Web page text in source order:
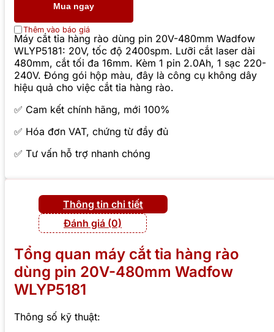
Mua ngay
Thêm vào báo giá
Máy cắt tỉa hàng rào dùng pin 20V-480mm Wadfow
WLYP5181: 20V, tốc độ 2400spm. Lưỡi cắt laser dài
480mm, cắt tối đa 16mm. Kèm 1 pin 2.0Ah, 1 sạc 220-
240V. Đóng gói hộp màu, đây là công cụ không dây
hiệu quả cho việc cắt tỉa hàng rào.
✅ Cam kết chính hãng, mới 100%
✅ Hóa đơn VAT, chứng từ đầy đủ
✅ Tư vấn hỗ trợ nhanh chóng
Thông tin chi tiết
Đánh giá (0)
Tổng quan máy cắt tỉa hàng rào
dùng pin 20V-480mm Wadfow
WLYP5181
Thông số kỹ thuật: